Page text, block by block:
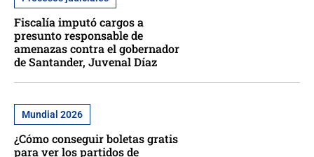
Fiscalía imputó cargos a
presunto responsable de
amenazas contra el gobernador
de Santander, Juvenal Díaz
Mundial 2026
¿Cómo conseguir boletas gratis
para ver los partidos de